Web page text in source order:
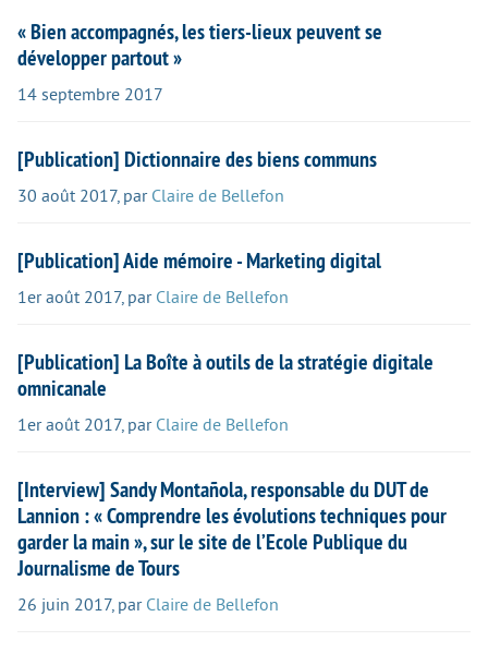
« Bien accompagnés, les tiers-lieux peuvent se
développer partout »
14 septembre 2017
[Publication] Dictionnaire des biens communs
30 août 2017, par Claire de Bellefon
[Publication] Aide mémoire - Marketing digital
1er août 2017, par Claire de Bellefon
[Publication] La Boîte à outils de la stratégie digitale
omnicanale
1er août 2017, par Claire de Bellefon
[Interview] Sandy Montañola, responsable du DUT de
Lannion : « Comprendre les évolutions techniques pour
garder la main », sur le site de l’Ecole Publique du
Journalisme de Tours
26 juin 2017, par Claire de Bellefon